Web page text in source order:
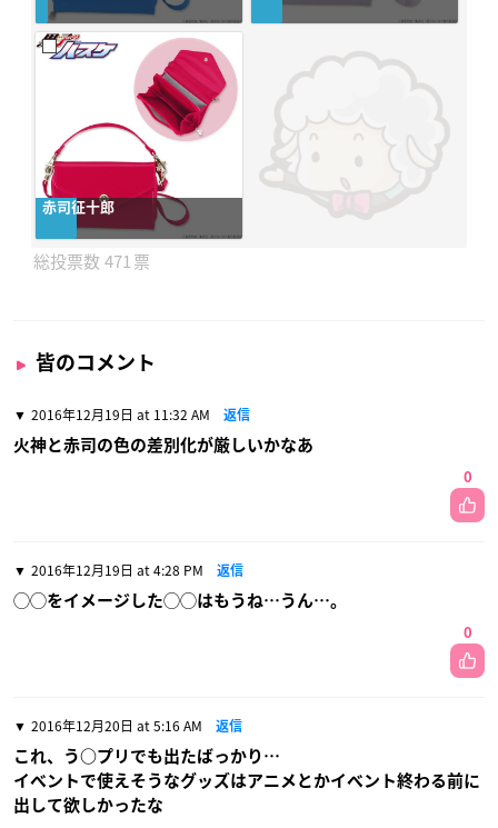
赤司征十郎
471
皆のコメント
2016年12月19日 at 11:32 AM 返信
火神と赤司の色の差別化が厳しいかなあ
0
2016年12月19日 at 4:28 PM 返信
◯◯をイメージした◯◯はもうね…うん…。
0
2016年12月20日 at 5:16 AM 返信
これ、う○プリでも出たばっかり…
イベントで使えそうなグッズはアニメとかイベント終わる前に
出して欲しかったな